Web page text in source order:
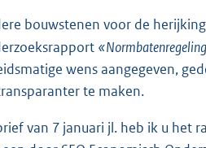
bouwstenen voor de
wens aangegeven,
te maken.
van 7 januari jl. heb ik u het